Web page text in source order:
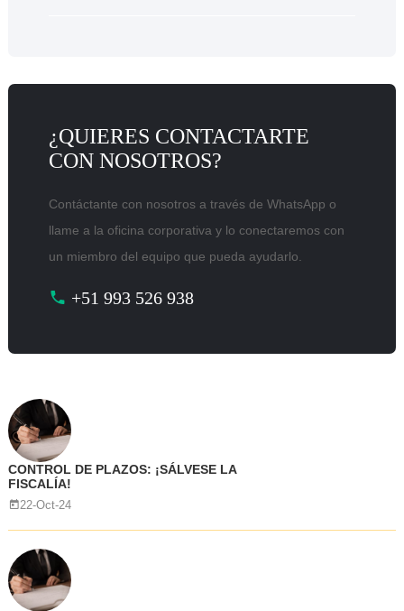
¿QUIERES CONTACTARTE
CON NOSOTROS?
Contáctante con nosotros a través de WhatsApp o
llame a la oficina corporativa y lo conectaremos con
un miembro del equipo que pueda ayudarlo.
+51 993 526 938
CONTROL DE PLAZOS: ¡SÁLVESE LA
FISCALÍA!
22-Oct-24